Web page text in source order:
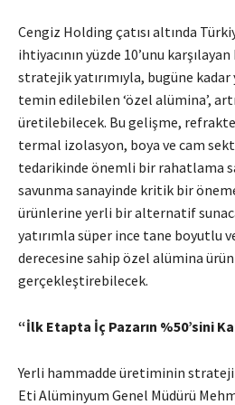
Cengiz Holding çatısı altında
ihtiyacının yüzde 10’unu
stratejik yatırımıyla, bugüne
temin edilebilen ‘özel alümina’,
üretilebilecek. Bu gelişme,
termal izolasyon, boya ve cam
tedarikinde önemli bir rahatlama
savunma sanayinde kritik bir
ürünlerine yerli bir alternatif
yatırımla süper ince tane boyutlu
derecesine sahip özel alümina
gerçekleştirebilecek.
“İlk Etapta İç Pazarın %50’sini
Yerli hammadde üretiminin
Eti Alüminyum Genel Müdürü